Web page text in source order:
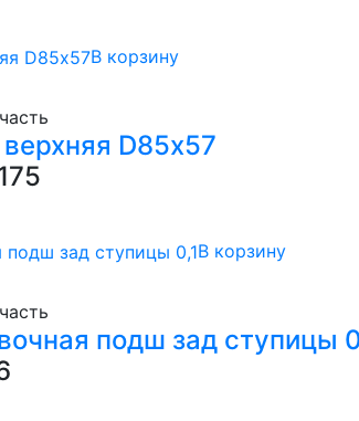
В корзину
D85х57
В корзину
подш зад ступицы